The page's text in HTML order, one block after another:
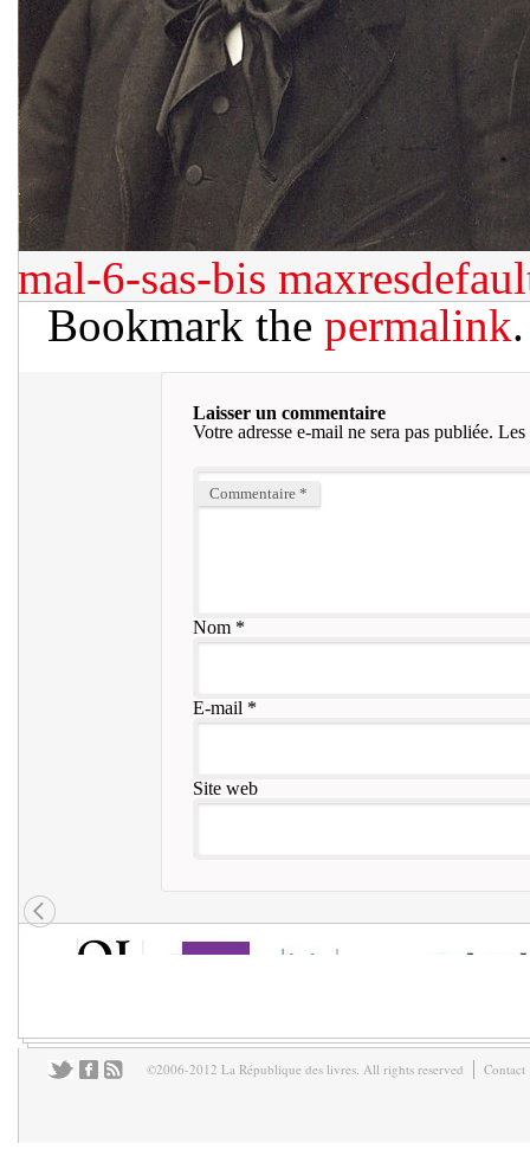
mal-6-sas-bis
Bookmark the permalink.
Laisser un commentaire
Votre adresse e-mail ne sera pas publiée. Les
Commentaire *
Nom*
E-mail *
Site web
©2006-2012 La République des livres. All rights reserved Contact